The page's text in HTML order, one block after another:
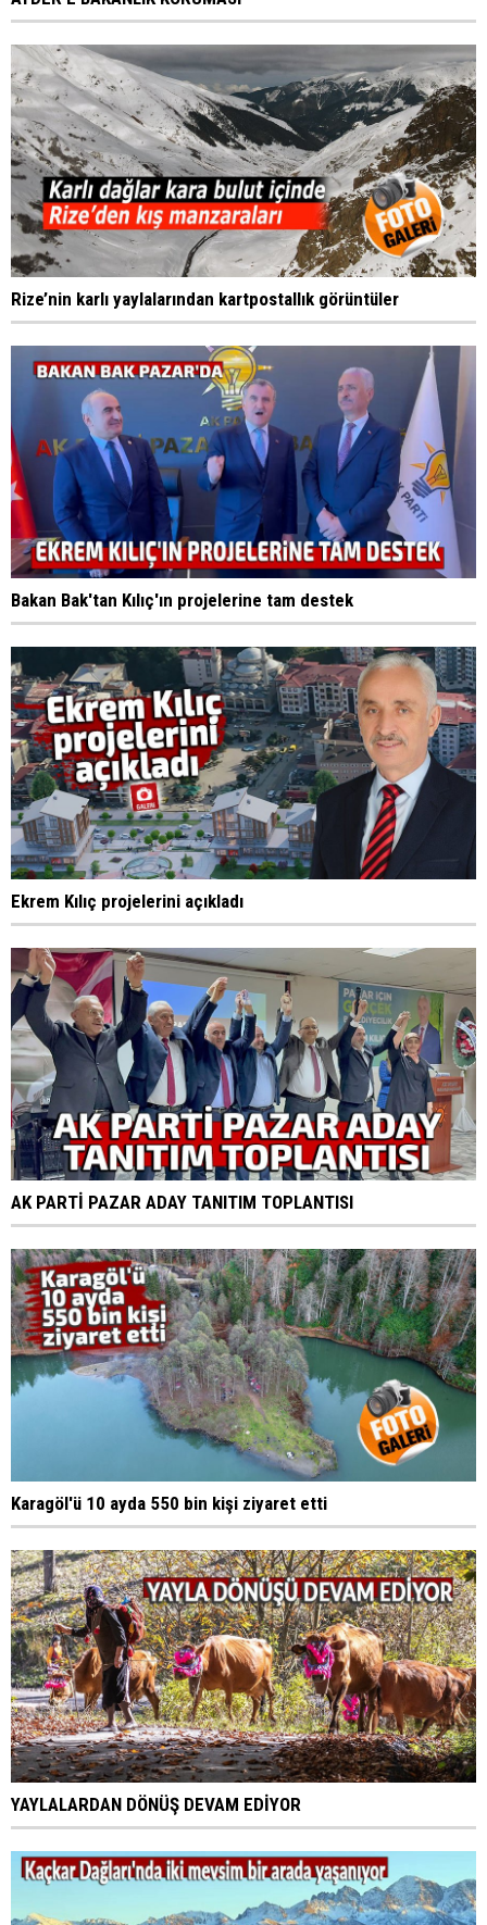
Rize’nin karlı yaylalarından kartpostallık görüntüler
Bakan Bak'tan Kılıç'ın projelerine tam destek
Ekrem Kılıç projelerini açıkladı
AK PARTİ PAZAR ADAY TANITIM TOPLANTISI
Karagöl'ü 10 ayda 550 bin kişi ziyaret etti
YAYLALARDAN DÖNÜŞ DEVAM EDİYOR